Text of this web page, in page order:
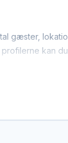
gæster,
kan
Det